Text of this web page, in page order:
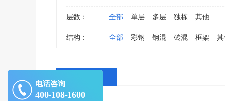
层数： 全部 单层 多层 独栋 其他
结构： 全部 彩钢 钢混 砖混 框架
电话咨询
400-108-1600